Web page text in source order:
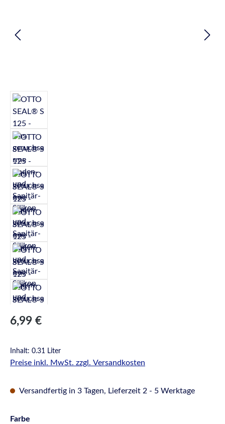
Regulärer Preis:
6,99 €
Inhalt: 0.31 Liter
Preise inkl. MwSt. zzgl. Versandkosten
Versandfertig in 3 Tagen, Lieferzeit 2 - 5 Werktage
Farbe